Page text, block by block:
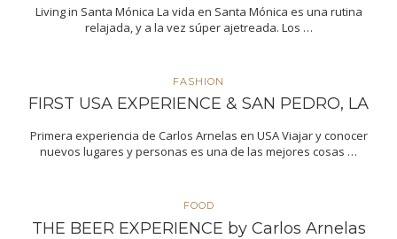
Living in Santa Mónica La vida en Santa Mónica es una rutina
relajada, y a la vez súper ajetreada. Los …
FASHION
FIRST USA EXPERIENCE & SAN PEDRO, LA
Primera experiencia de Carlos Arnelas en USA Viajar y conocer
nuevos lugares y personas es una de las mejores cosas …
FOOD
THE BEER EXPERIENCE by Carlos Arnelas